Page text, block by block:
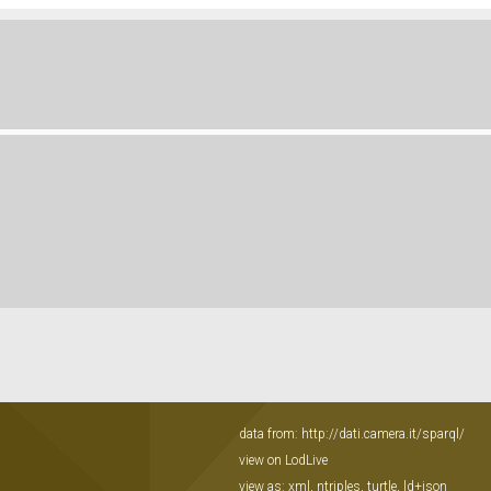
data from: http://dati.camera.it/sparql/
view on LodLive
view as: xml , ntriples, turtle, ld+json